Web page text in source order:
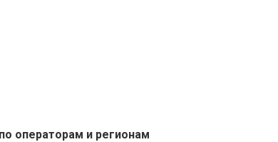
операторам и регионам